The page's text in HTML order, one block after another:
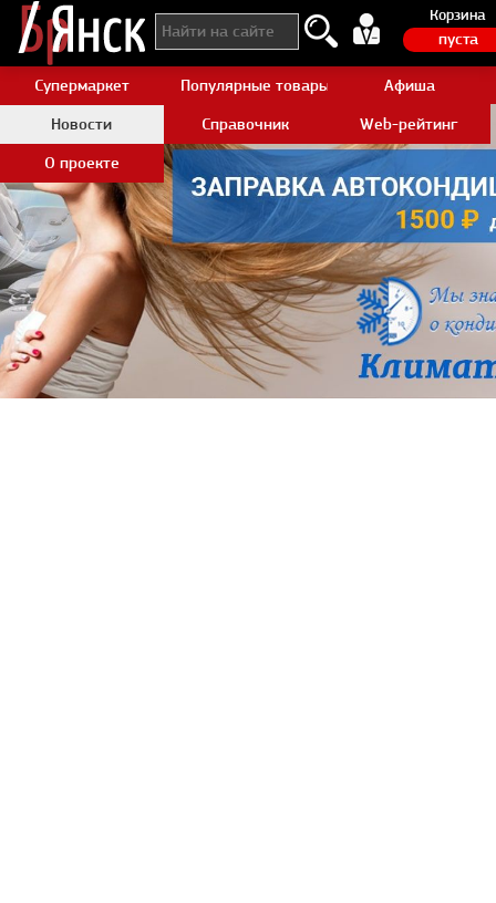
Корзина
пуста
Супермаркет Популярные товары AliexpressАфиша
Новости
Справочник
Web-рейтинг
О проекте